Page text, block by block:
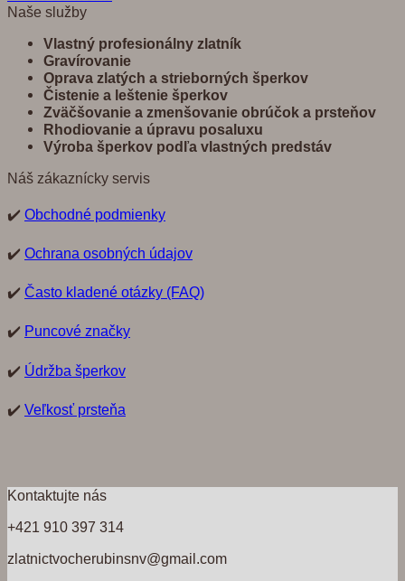
Naše služby
Vlastný profesionálny zlatník
Gravírovanie
Oprava zlatých a strieborných šperkov
Čistenie a leštenie šperkov
Zväčšovanie a zmenšovanie obrúčok a prsteňov
Rhodiovanie a úpravu posaluxu
Výroba šperkov podľa vlastných predstáv
Náš zákaznícky servis
✔️ Obchodné podmienky
✔️ Ochrana osobných údajov
✔️ Často kladené otázky (FAQ)
✔️ Puncové značky
✔️ Údržba šperkov
✔️ Veľkosť prsteňa
Kontaktujte nás
+421 910 397 314
zlatnictvocherubinsnv@gmail.com